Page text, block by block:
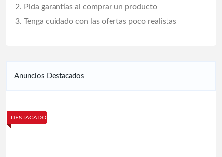
Pida garantías al comprar un producto
Tenga cuidado con las ofertas poco realistas
Anuncios Destacados
DESTACADO